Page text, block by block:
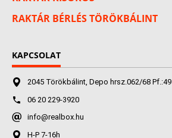
RAKTÁR BÉRLÉS TÖRÖKBÁLINT
KAPCSOLAT
2045 Törökbálint, Depo hrsz.062/68 Pf.:49
06 20 229-3920
info@realbox.hu
H-P 7-16h